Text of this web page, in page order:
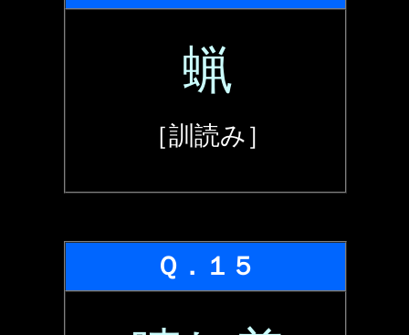
蝋
［訓読み］
Ｑ．１５